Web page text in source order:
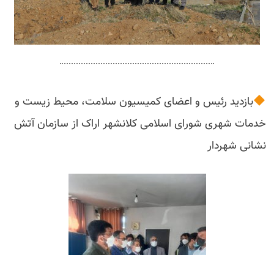
بازدید رئیس و اعضای کمیسیون سلامت، محیط زیست و
خدمات شهری شورای اسلامی کلانشهر اراک از سازمان آتش
نشانی شهردار